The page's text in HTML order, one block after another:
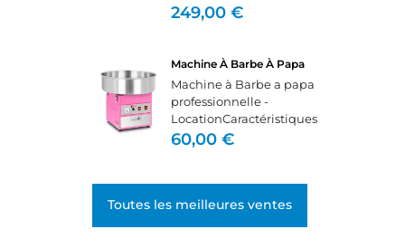
jonction, câbles,
directement sur un pc,
tablette, téléphone ou...
249,00 €
Machine À Barbe À Papa
Machine à Barbe a papa
professionnelle -
LocationCaractéristiques
techniques Alimentation :
papa toute les 45 sec. (12 à
18gr de sucre par barbe)...
60,00 €
Toutes les meilleures ventes